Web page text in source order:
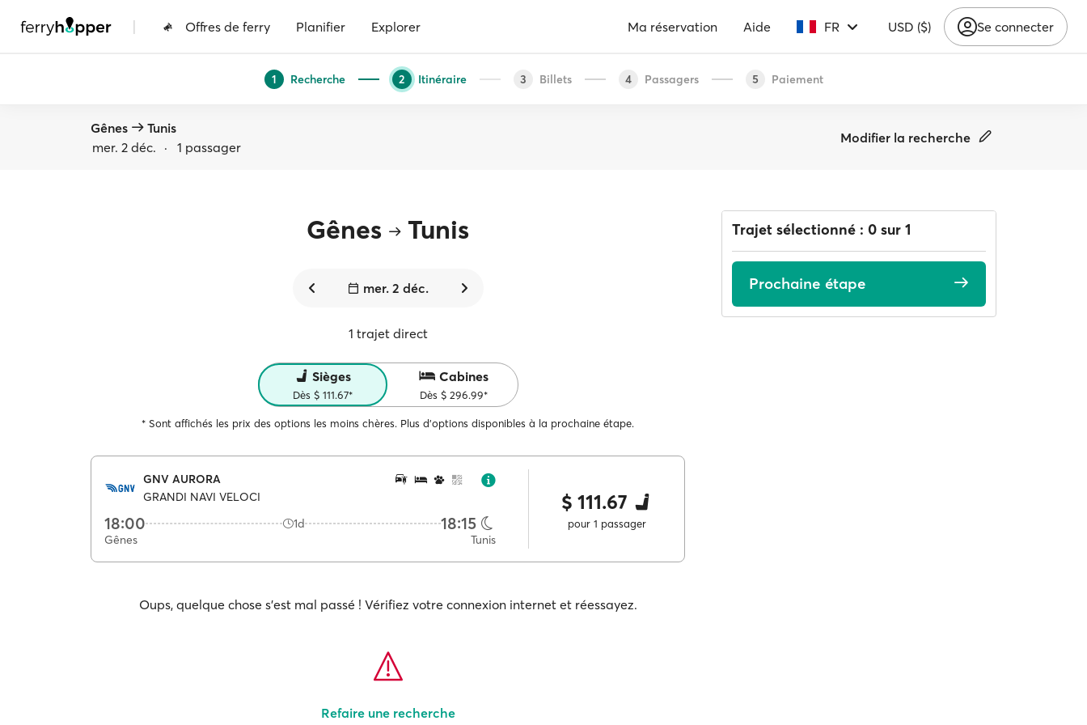
| Offres de ferry Planifier Explorer Ma réservation Aide FR USD ($) Se connecter
1 Recherche 2 Itinéraire 3 Billets 4 Passagers 5 Paiement
Gênes
Tunis
mer. 2 déc. · 1 passager
Modifier la recherche
Gênes Tunis
mer. 2 déc.
1 trajet direct
Sièges
Dès $ 111.67*
Cabines
Dès $ 296.99*
* Sont affichés les prix des options les moins chères. Plus d'options disponibles à la prochaine étape.
GNV AURORA
GRANDI NAVI VELOCI
18:00 1d 18:15
Gênes Tunis
$ 111.67
pour 1 passager
Oups, quelque chose s'est mal passé ! Vérifiez votre connexion internet et réessayez.
Refaire une recherche
Trajet sélectionné : 0 sur 1
Prochaine étape